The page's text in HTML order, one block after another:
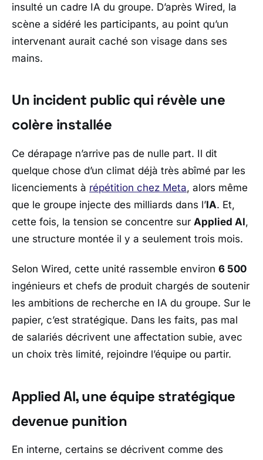
insulté un cadre IA du groupe. D’après Wired, la
scène a sidéré les participants, au point qu’un
intervenant aurait caché son visage dans ses
mains.
Un incident public qui révèle une
colère installée
Ce dérapage n’arrive pas de nulle part. Il dit
quelque chose d’un climat déjà très abîmé par les
licenciements à répétition chez Meta, alors même
que le groupe injecte des milliards dans l’IA. Et,
cette fois, la tension se concentre sur Applied AI,
une structure montée il y a seulement trois mois.
Selon Wired, cette unité rassemble environ 6 500
ingénieurs et chefs de produit chargés de soutenir
les ambitions de recherche en IA du groupe. Sur le
papier, c’est stratégique. Dans les faits, pas mal
de salariés décrivent une affectation subie, avec
un choix très limité, rejoindre l’équipe ou partir.
Applied AI, une équipe stratégique
devenue punition
En interne, certains se décrivent comme des